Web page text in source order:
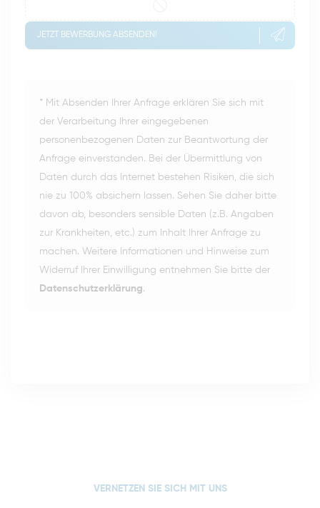
JETZT BEWERBUNG ABSENDEN!
* Mit Absenden Ihrer Anfrage erklären Sie sich mit
der Verarbeitung Ihrer eingegebenen
personenbezogenen Daten zur Beantwortung der
Anfrage einverstanden. Bei der Übermittlung von
Daten durch das Internet bestehen Risiken, die sich
nie zu 100% absichern lassen. Sehen Sie daher bitte
davon ab, besonders sensible Daten (z.B. Angaben
zur Krankheiten, etc.) zum Inhalt Ihrer Anfrage zu
machen. Weitere Informationen und Hinweise zum
Widerruf Ihrer Einwilligung entnehmen Sie bitte der
Datenschutzerklärung.
VERNETZEN SIE SICH MIT UNS